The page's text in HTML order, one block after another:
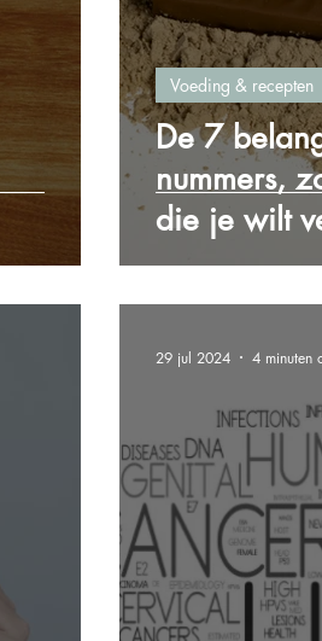
De 7
nummers,
die je wilt
Voeding & recepten
29 jul 2024 4 minuten